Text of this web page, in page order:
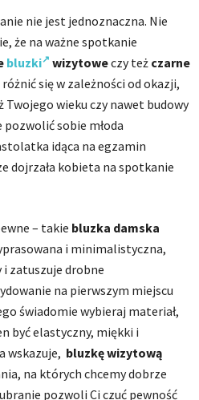
nie jest jednoznaczna. Nie
że na ważne spotkanie
bluzki wizytoweczy też czarne
różnić się w zależności od okazji,
wieku czy nawet budowy
sobie młoda
idąca na egzamin
dojrzała kobieta na spotkanie
– takie bluzka damska
i minimalistyczna,
zatuszuje drobne
na pierwszym miejscu
świadomie wybieraj materiał,
być elastyczny, miękki i
wskazuje, bluzkęwizytową
na których chcemy dobrze
pozwoli Ci czuć pewność